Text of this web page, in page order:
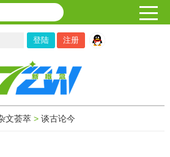
注册
文荟萃> 谈古论今